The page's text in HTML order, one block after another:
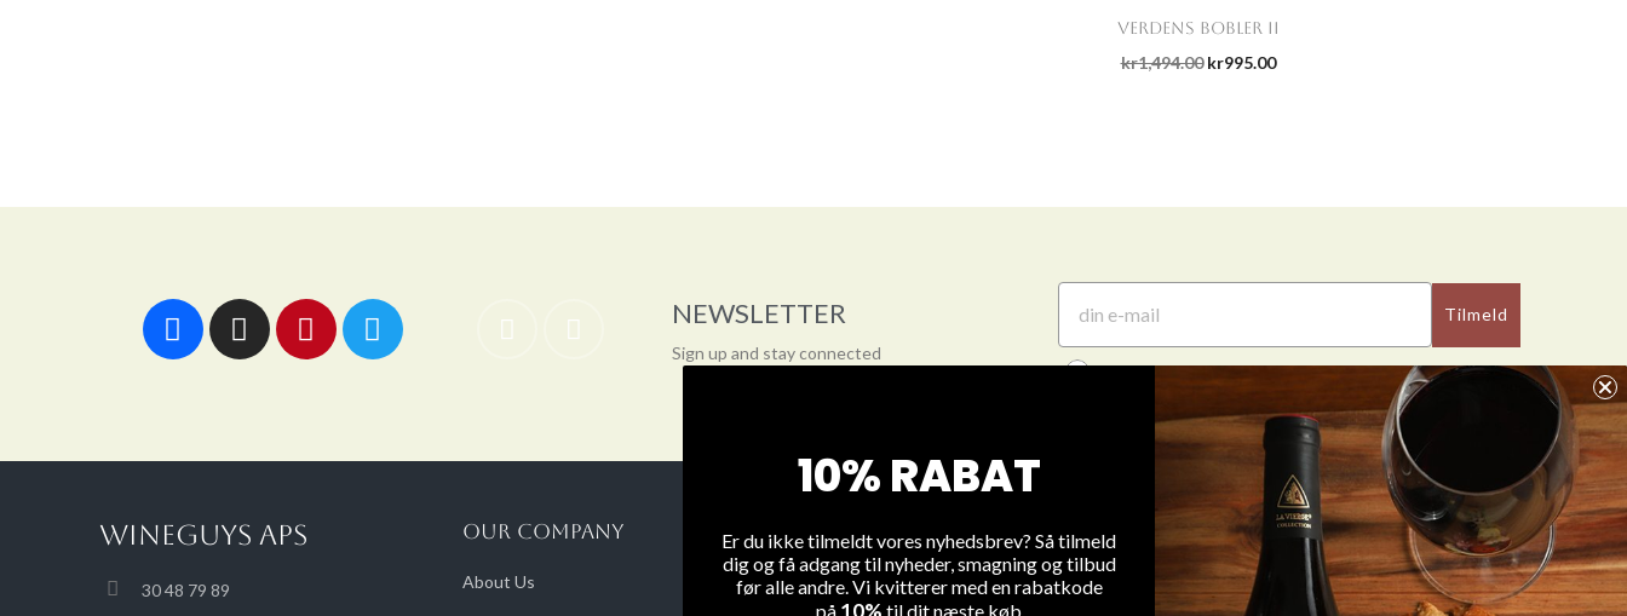
 Quick view
VERDENS BOBLER II
kr1,494.00 kr995.00
NEWSLETTER
Sign up and stay connected
Tilmeld
Jeg accepterer WineGuys privatlivspolitik
WINEGUYS APS
30 48 79 89
OUR COMPANY
About Us
WINE
On Sale
FAQ
Contact Us
10% RABAT
Er du ikke tilmeldt vores nyhedsbrev? Så tilmeld
dig og få adgang til nyheder, smagning og tilbud
før alle andre. Vi kvitterer med en rabatkode
på 10% til dit næste køb